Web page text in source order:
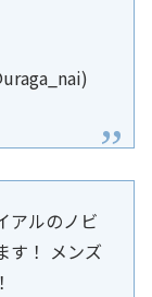
アルのノビ
す！ メンズ